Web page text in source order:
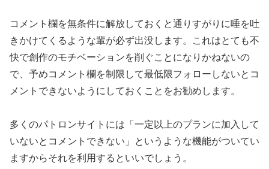
コメント欄を無条件に解放しておくと通りすがりに唾を吐
きかけてくるような輩が必ず出没します。これはとても不
快で創作のモチベーションを削ぐことになりかねないの
で、予めコメント欄を制限して最低限フォローしないとコ
メントできないようにしておくことをお勧めします。
多くのパトロンサイトには「一定以上のプランに加入して
いないとコメントできない」というような機能がついてい
ますからそれを利用するといいでしょう。